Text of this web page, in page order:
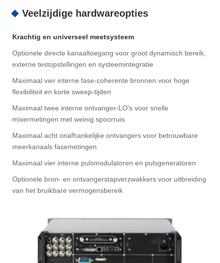
Veelzijdige hardwareopties
Krachtig en universeel meetsysteem
Optionele directe kanaaltoegang voor groot dynamisch bereik,
externe testopstellingen en systeemintegratie
Maximaal vier interne fase-coherente bronnen voor hoge
flexibiliteit en korte sweep-tijden
Maximaal twee interne ontvanger-LO's voor snelle
mixermetingen met weinig spoorruis
Maximaal acht onafhankelijke ontvangers voor betrouwbare
meerkanaals fasemetingen
Maximaal vier interne pulsmodulatoren en pulsgeneratoren
Optionele bron- en ontvangerstapverzwakkers voor uitbreiding
van het bruikbare vermogensbereik